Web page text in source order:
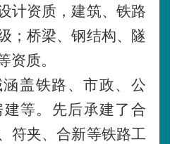
计资质，建筑、铁路
；桥梁、钢结构、隧
资质。
盖铁路、市政、公
等。先后承建了合
符夹、合新等铁路工